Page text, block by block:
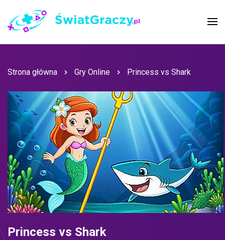
Strona główna Gry Online Princess vs Shark
Princess vs Shark